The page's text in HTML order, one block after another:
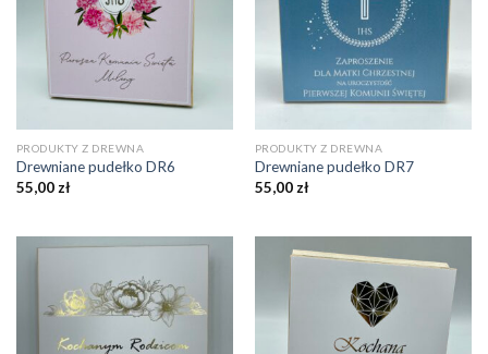
PRODUKTY Z DREWNA
Drewniane pudełko DR6
55,00 zł
PRODUKTY Z DREWNA
Drewniane pudełko DR7
55,00 zł